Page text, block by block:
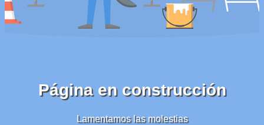
Página en construcción
Lamentamos las molestias